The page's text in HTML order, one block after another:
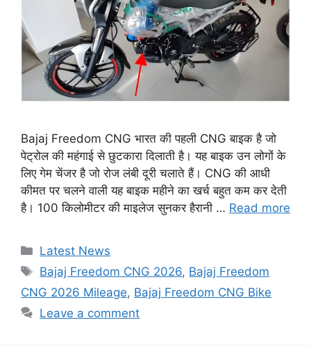
Bajaj Freedom CNG भारत की पहली CNG बाइक है जो
पेट्रोल की महंगाई से छुटकारा दिलाती है। यह बाइक उन लोगों के
लिए गेम चेंजर है जो रोज लंबी दूरी चलाते हैं। CNG की आधी
कीमत पर चलने वाली यह बाइक महीने का खर्च बहुत कम कर देती
है। 100 किलोमीटर की माइलेज सुनकर हैरानी … Read more
Categories
Latest News
Tags
Bajaj Freedom CNG 2026, Bajaj Freedom
CNG 2026 Mileage, Bajaj Freedom CNG Bike
Leave a comment